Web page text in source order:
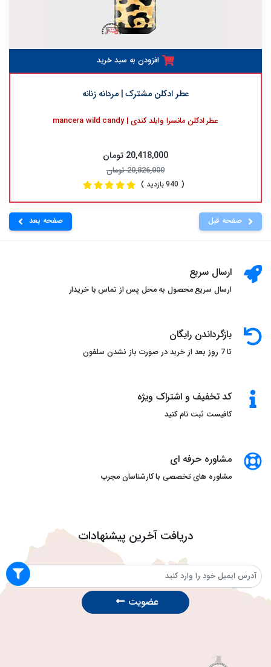
افزودن به سبد خرید
عطر ادکلن مشترک | مردانه زنانه
عطر ادکلن مانسرا وایلد کندی | mancera wild candy
20,418,000 تومان
20,826,000 تومان
( 940 بازدید )
صفحه قبل صفحه بعد
ارسال سریع
ارسال سریع محصول به محل پس از تماس با خریدار
بازگرداندن رایگان
تا 7 روز بعد از خرید در صورت باز نشدن سلفون
کد تخفیف و اشتراک ویژه
کافیست ثبت نام کنید
مشاوره حرفه ای
مشاوره های تخصصی با کارشناسان مجرب
دریافت آخرین پیشنهادات
عضویت